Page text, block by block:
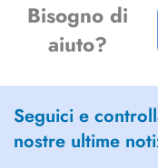
Bisogno di
aiuto?
Seguici e
nostre ultime